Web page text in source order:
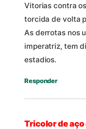
Vitorias contra
torcida de volta
As derrotas nos
imperatriz, tem
estadios.
Responder
Tricolor de aço